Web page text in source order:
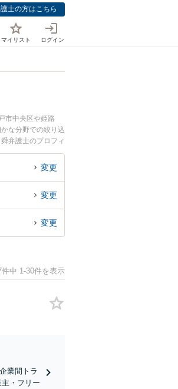
士の方はこちら
マイリスト ログイン
市中央区や姫路
な分野での絞り込
弁護士のプロフィ
界のトラブル解決
すすめです。変更
変更
変更
件中 1-30件を表示
業間トラ
・フリー